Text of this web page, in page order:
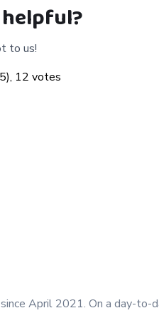
to us!
12 votes
April 2021. On a day-to-